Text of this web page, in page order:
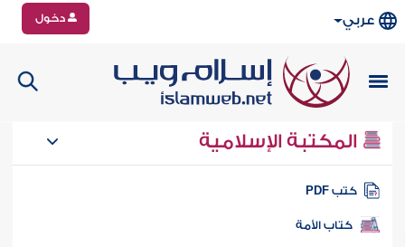
عربي دخول
المكتبة الإسلامية
كتب PDF